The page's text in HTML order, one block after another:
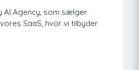
AI Agency, som sælger
SaaS, hvor vi tilbyder